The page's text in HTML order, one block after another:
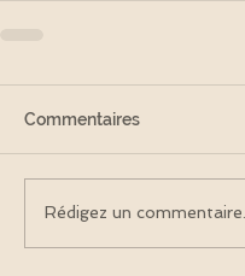
Commentaires
Rédigez un commentaire...